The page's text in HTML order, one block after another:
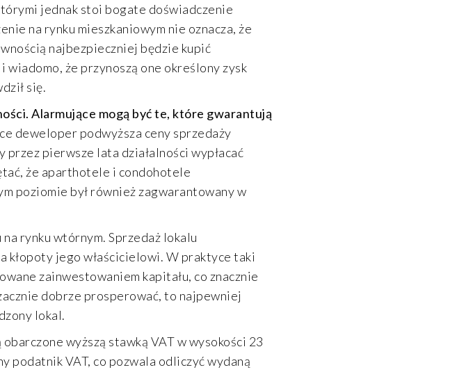
jednak stoi bogate doświadczenie
na rynku mieszkaniowym nie oznacza, że
najbezpieczniej będzie kupić
że przynoszą one określony zysk
się.
Alarmujące mogą być te, które gwarantują
deweloper podwyższa ceny sprzedaży
pierwsze lata działalności wypłacać
że aparthotele i condohotele
poziomie był również zagwarantowany w
rynku wtórnym. Sprzedaż lokalu
kłopoty jego właścicielowi. W praktyce taki
zainwestowaniem kapitału, co znacznie
dobrze prosperować, to najpewniej
lokal.
wyższą stawką VAT w wysokości 23
podatnik VAT, co pozwala odliczyć wydaną